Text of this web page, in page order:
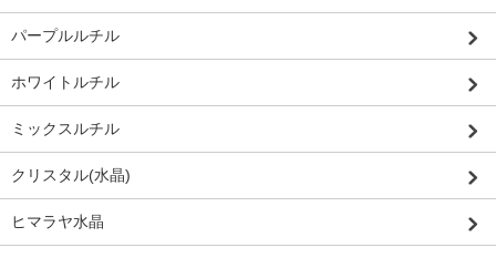
パープルルチル
ホワイトルチル
ミックスルチル
クリスタル(水晶)
ヒマラヤ水晶